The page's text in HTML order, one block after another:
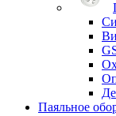
Паяльное